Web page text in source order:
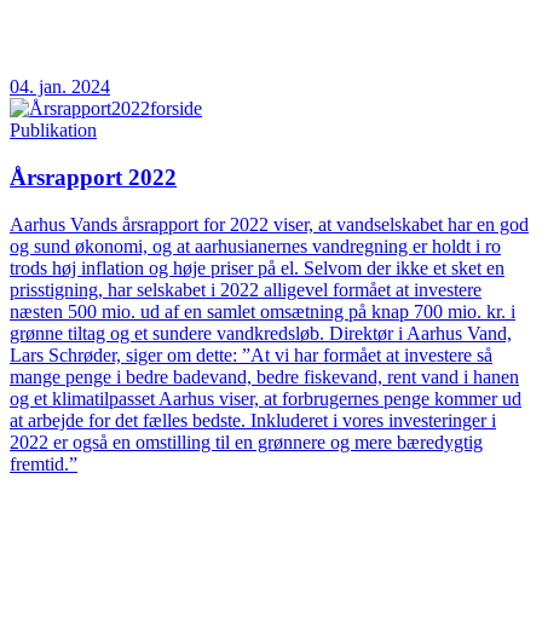
04. jan. 2024
Publikation
Årsrapport 2022
Aarhus Vands årsrapport for 2022 viser, at vandselskabet har en god
og sund økonomi, og at aarhusianernes vandregning er holdt i ro
trods høj inflation og høje priser på el. Selvom der ikke et sket en
prisstigning, har selskabet i 2022 alligevel formået at investere
næsten 500 mio. ud af en samlet omsætning på knap 700 mio. kr. i
grønne tiltag og et sundere vandkredsløb. Direktør i Aarhus Vand,
Lars Schrøder, siger om dette: ”At vi har formået at investere så
mange penge i bedre badevand, bedre fiskevand, rent vand i hanen
og et klimatilpasset Aarhus viser, at forbrugernes penge kommer ud
at arbejde for det fælles bedste. Inkluderet i vores investeringer i
2022 er også en omstilling til en grønnere og mere bæredygtig
fremtid.”